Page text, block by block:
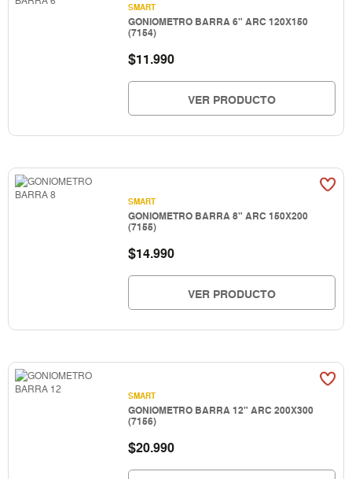
SMART
GONIOMETRO BARRA 6" ARC 120X150
(7154)
$11.990
VER PRODUCTO
SMART
GONIOMETRO BARRA 8" ARC 150X200
(7155)
$14.990
VER PRODUCTO
SMART
GONIOMETRO BARRA 12" ARC 200X300
(7156)
$20.990